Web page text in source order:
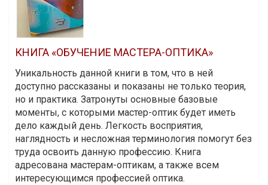
КНИГА «ОБУЧЕНИЕ МАСТЕРА-ОПТИКА»
Уникальность данной книги в том, что в ней
доступно рассказаны и показаны не только теория,
но и практика. Затронуты основные базовые
моменты, с которыми мастер-оптик будет иметь
дело каждый день. Легкость восприятия,
наглядность и несложная терминология помогут без
труда освоить данную профессию. Книга
адресована мастерам-оптикам, а также всем
интересующимся профессией оптика.